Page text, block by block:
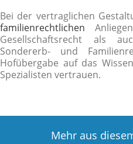
Bei der vertraglichen
familienrechtlichen
Gesellschaftsrecht als
Sondererb- und
Hofübergabe auf das
Spezialisten vertrauen.
Mehr aus